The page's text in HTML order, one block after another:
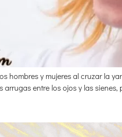
hombres y mujeres al cruzar la
entre los ojos y las